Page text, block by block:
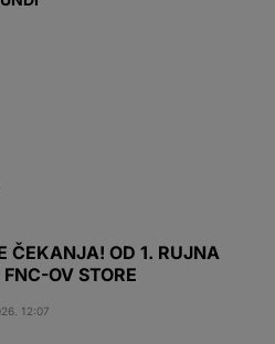
ČEKANJA! OD 1. RUJNA
OV STORE
12:07